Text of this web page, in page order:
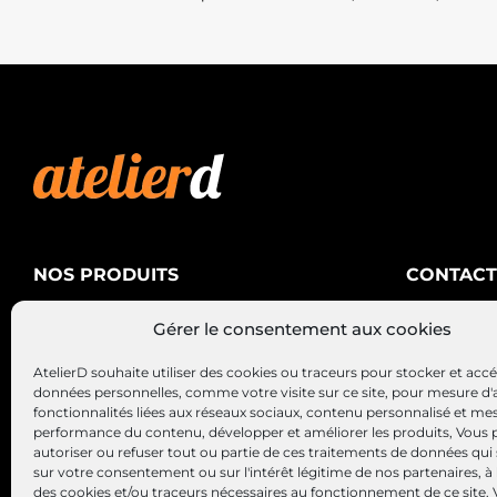
Gérer le consentement aux cookies
AtelierD souhaite utiliser des cookies ou traceurs pour stocker et
données personnelles, comme votre visite sur ce site, pour mesure
fonctionnalités liées aux réseaux sociaux, contenu personnalisé et
performance du contenu, développer et améliorer les produits, Vous
autoriser ou refuser tout ou partie de ces traitements de données qui
sur votre consentement ou sur l'intérêt légitime de nos partenaires, à
des cookies et/ou traceurs nécessaires au fonctionnement de ce site.
NOS PRODUITS
Alternateurs – Démarreurs
CONTACT
AtelierD
88200
03 29 22 34